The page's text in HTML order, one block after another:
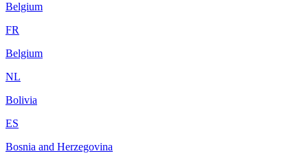
Belgium
FR
Belgium
NL
Bolivia
ES
Bosnia and Herzegovina